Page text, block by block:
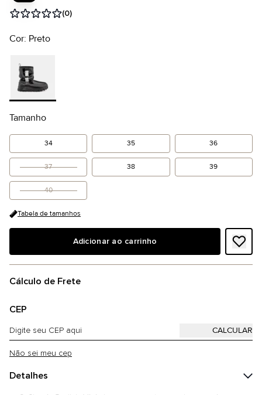
(0)
Cor: Preto
Tamanho
34 35 36
37 38 39
40
Tabela de tamanhos
Adicionar ao carrinho
Cálculo de Frete
CEP
Não sei meu cep
Detalhes